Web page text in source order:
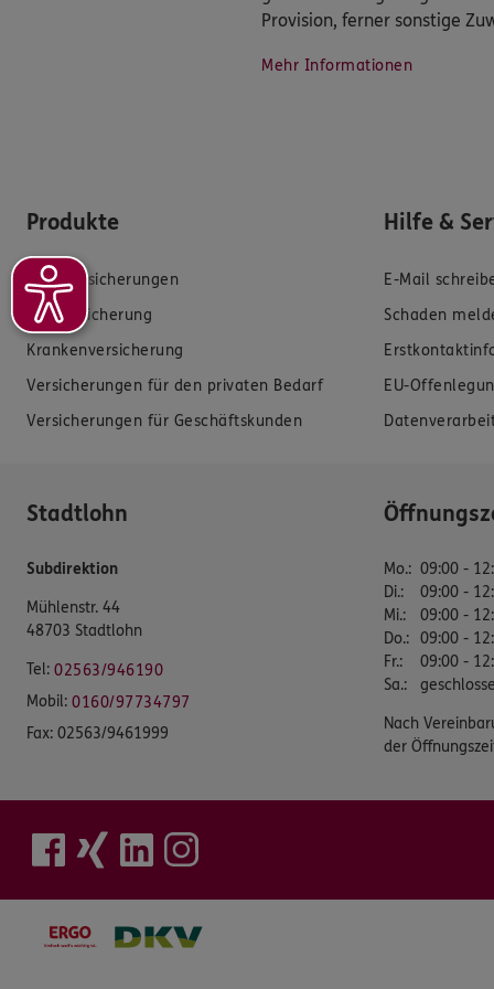
Provision, ferner sonstige
Mehr Informationen
Produkte
Zahnversicherungen
Kfz-Versicherung
Krankenversicherung
Versicherungen für den privaten Bedarf
Versicherungen für Geschäftskunden
Hilfe &
E-Mail
Schaden
EU-
Stadtlohn
Subdirektion
Mühlenstr. 44
48703 Stadtlohn
Tel: 02563/946190
Mobil: 0160/97734797
Fax: 02563/9461999
Mo.: 09:00 -
Di.:
09:00 -
Mi.:
09:00 -
Do.: 09:00 -
Fr.:
09:00 -
Sa.:
Nach
der